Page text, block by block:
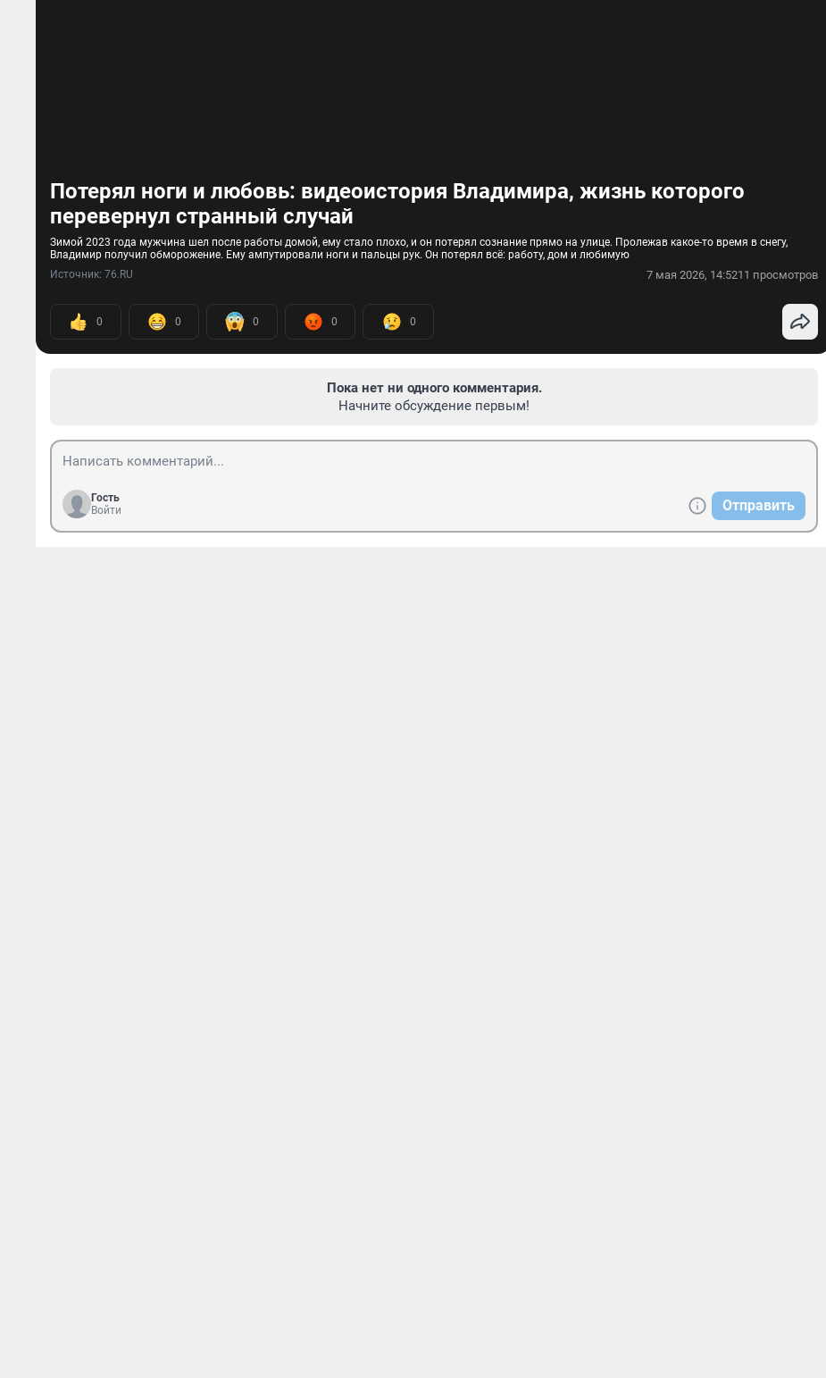
Потерял ноги и любовь: видеоистория Владимира, жизнь которого
перевернул странный случай
Зимой 2023 года мужчина шел после работы домой, ему стало плохо, и он потерял сознание прямо на улице. Пролежав какое-то время в снегу,
Владимир получил обморожение. Ему ампутировали ноги и пальцы рук. Он потерял всё: работу, дом и любимую
Источник: 76.RU 7 мая 2026, 14:5211 просмотров
0 0 0 0 0
Пока нет ни одного комментария.
Начните обсуждение первым!
Гость
Войти
Отправить